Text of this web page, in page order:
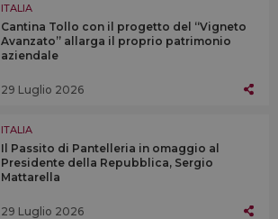
ITALIA
Cantina Tollo con il progetto del “Vigneto
Avanzato” allarga il proprio patrimonio
aziendale
29 Luglio 2026
ITALIA
Il Passito di Pantelleria in omaggio al
Presidente della Repubblica, Sergio
Mattarella
29 Luglio 2026